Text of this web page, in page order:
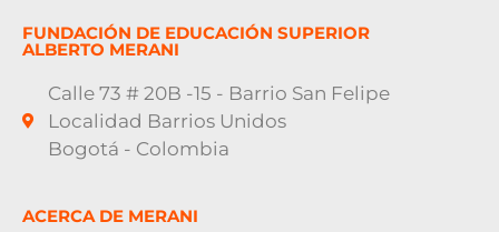
FUNDACIÓN DE EDUCACIÓN SUPERIOR
ALBERTO MERANI
Calle 73 # 20B -15 - Barrio San Felipe
Localidad Barrios Unidos
Bogotá - Colombia
ACERCA DE MERANI